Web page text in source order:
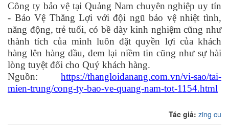
Công ty bảo vệ tại Quảng Nam chuyên nghiệp uy tín
- Bảo Vệ Thắng Lợi với đội ngũ bảo vệ nhiệt tình,
năng động, trẻ tuổi, có bề dày kinh nghiệm cũng như
thành tích của mình luôn đặt quyền lợi của khách
hàng lên hàng đầu, đem lại niềm tin cũng như sự hài
lòng tuyệt đối cho Quý khách hàng.
Nguồn: https://thangloidanang.com.vn/vi-sao/tai-
mien-trung/cong-ty-bao-ve-quang-nam-tot-1154.html
Tác giả: zing cu